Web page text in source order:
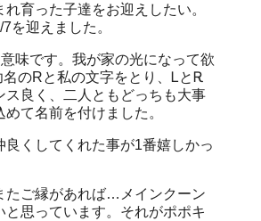
れ育った子達をお迎えしたい。
を迎えました。
味です。我が家の光になって欲
名のRと私の文字をとり、ᏞとᎡ
ス良く、二人ともどっちも大事
て名前を付けました。
良くしてくれた事が1番嬉しかっ
たご縁があれば…メインクーン
と思っています。それがポポキ